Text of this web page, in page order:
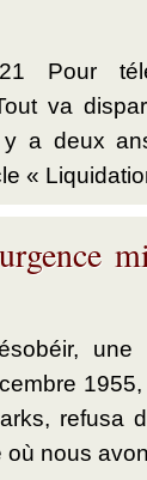
Pour
va
y a deux
«
une
refusa
où nous